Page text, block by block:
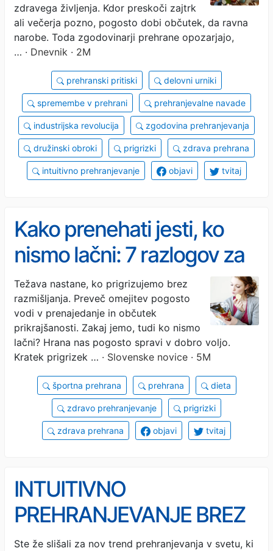
zdravega življenja. Kdor preskoči zajtrk
ali večerja pozno, pogosto dobi občutek, da ravna
narobe. Toda zgodovinarji prehrane opozarjajo,
… · Dnevnik · 2M
prehranski pritiski delovni urniki
spremembe v prehrani prehranjevalne navade
industrijska revolucija zgodovina prehranjevanja
družinski obroki prigrizki zdrava prehrana
intuitivno prehranjevanje objavi tvitaj
Kako prenehati jesti, ko
nismo lačni: 7 razlogov za
nepotrebno prigrizkovanje
in rešitve
Težava nastane, ko prigrizujemo brez
razmišljanja. Preveč omejitev pogosto
vodi v prenajedanje in občutek
prikrajšanosti. Zakaj jemo, tudi ko nismo
lačni? Hrana nas pogosto spravi v dobro voljo.
Kratek prigrizek … · Slovenske novice · 5M
športna prehrana prehrana dieta
zdravo prehranjevanje prigrizki
zdrava prehrana objavi tvitaj
INTUITIVNO
PREHRANJEVANJE BREZ
DIET: Poslušati telo ali
Ste že slišali za nov trend prehranjevanja v svetu, ki